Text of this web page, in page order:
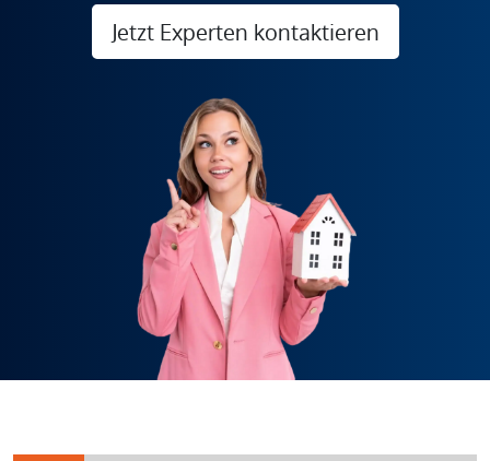
Jetzt Experten kontaktieren